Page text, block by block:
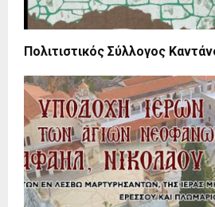
Πολιτιστικός Σύλλογος